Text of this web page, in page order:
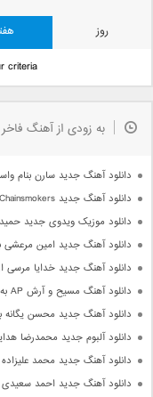
روز
criteria.
به زودی از آهنگ فاخر
دانلود آهنگ جدید سارن بنام
دانلود آهنگ جدید The Chainsmokers و Emily Warren بنام Side Effects
دانلود موزیک ویدوی جدید
دانلود آهنگ جدید امین مرعشی
دانلود آهنگ جدید خدایا
دانلود آهنگ مسیح و آرش AP به نام خیلی دلم تنگه
دانلود آهنگ جدید محسن یگانه
دانلود آلبوم جدید محمدرضا
دانلود آهنگ جدید محمد علیزاده
دانلود آهنگ جدید احمد سعیدی